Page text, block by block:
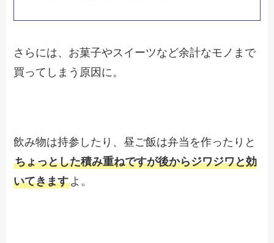
さらには、お菓子やスイーツなど余計なモノまで
買ってしまう原因に。
飲み物は持参したり、昼ご飯は弁当を作ったりと
ちょっとした積み重ねですが後からジワジワと効
いてきますよ。